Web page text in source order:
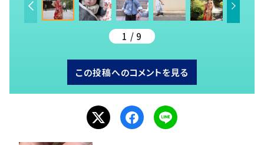
1 / 9
この投稿へのコメントを見る